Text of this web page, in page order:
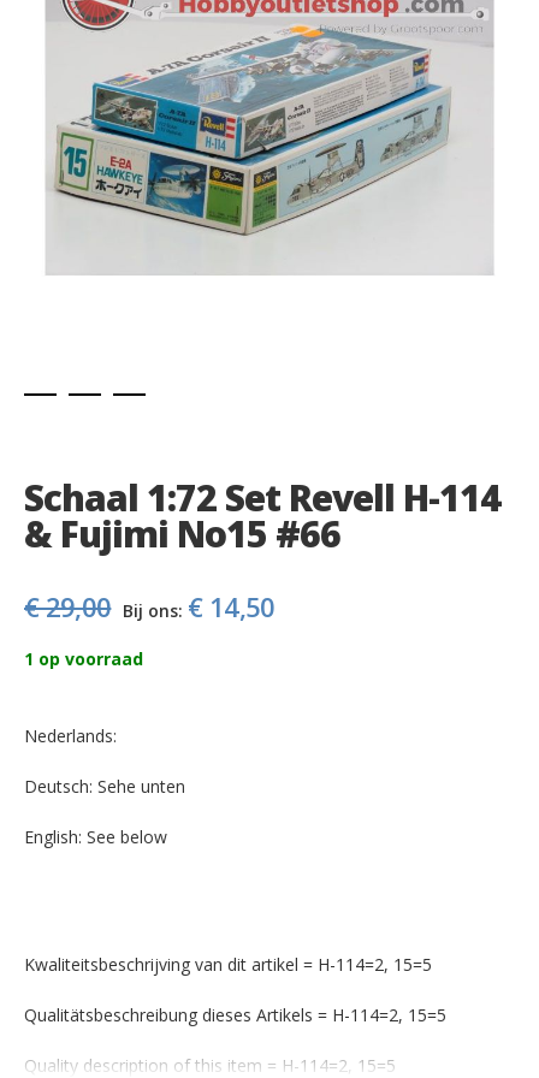
images
beginning
of
the
Schaal 1:72 Set Revell H-114
& Fujimi No15 #66
Bij ons: € 14,50
€ 29,00
1 op voorraad
Nederlands:
Deutsch: Sehe unten
English: See below
Kwaliteitsbeschrijving van dit artikel = H-114=2, 15=5
Qualitätsbeschreibung dieses Artikels = H-114=2, 15=5
Quality description of this item = H-114=2, 15=5